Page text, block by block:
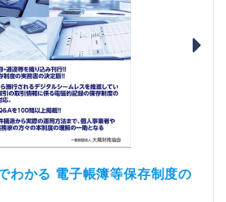
わかる 電子帳簿等保存制度の